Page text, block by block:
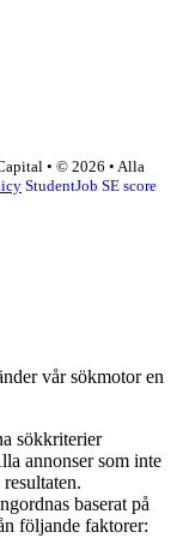
• © 2026 • Alla
StudentJob SE score
vår sökmotor en
sökkriterier
annonser som inte
baserat på
följande faktorer: